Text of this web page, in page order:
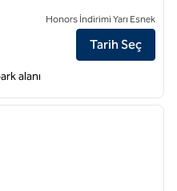
için otel detaylarını
Honors İndirimi Yarı Esnek
Tarih Seç
alanı